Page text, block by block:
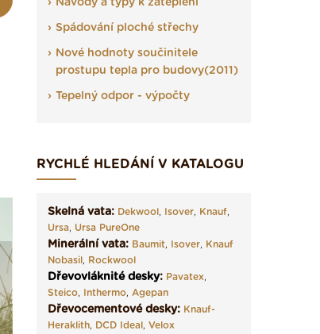
Fasády ETICS a
podstatné v kostce ›
Vyberte si izolaci a pak
ji tady klidně poptejte ›
Návody a typy k zateplení
Spádování ploché střechy
Nové hodnoty součinitele
prostupu tepla pro budovy(2011)
Tepelný odpor - výpočty
RYCHLÉ HLEDÁNÍ V KATALOGU
Skelná vata: Dekwool, Isover, Knauf,
Ursa, Ursa PureOne
Minerální vata: Baumit, Isover, Knauf
Nobasil, Rockwool
Dřevovláknité desky: Pavatex,
Steico, Inthermo, Agepan
Dřevocementové desky: Knauf-
Heraklith, DCD Ideal, Velox